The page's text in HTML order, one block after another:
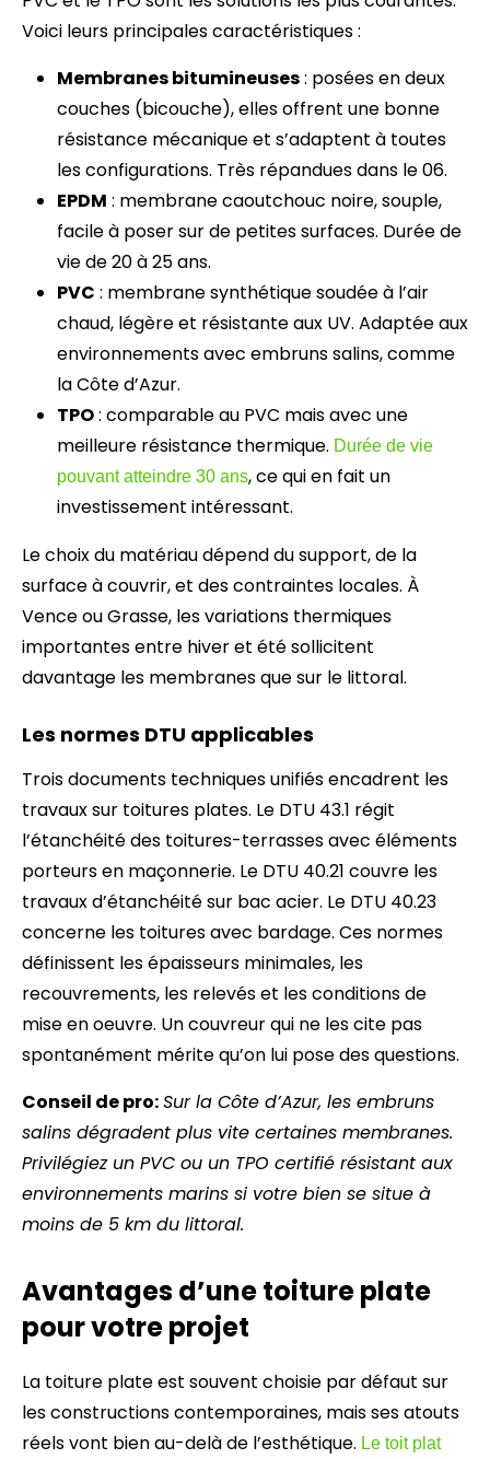
Voici leurs principales caractéristiques :
Membranes bitumineuses: posées en deux
couches (bicouche), elles offrent une bonne
résistance mécanique et s’adaptent à toutes
les configurations. Très répandues dans le 06.
EPDM : membrane caoutchouc noire, souple,
facile à poser sur de petites surfaces. Durée de
vie de 20 à 25 ans.
PVC : membrane synthétique soudée à l’air
chaud, légère et résistante aux UV. Adaptée aux
environnements avec embruns salins, comme
la Côte d’Azur.
TPO: comparable au PVC mais avec une
meilleure résistance thermique. Durée de vie
pouvant atteindre 30 ans, ce qui en fait un
investissement intéressant.
Le choix du matériau dépend du support, de la
surface à couvrir, et des contraintes locales. À
Vence ou Grasse, les variations thermiques
importantes entre hiver et été sollicitent
davantage les membranes que sur le littoral.
Les normes DTU applicables
Trois documents techniques unifiés encadrent les
travaux sur toitures plates. Le DTU 43.1 régit
l’étanchéité des toitures-terrasses avec éléments
porteurs en maçonnerie. Le DTU 40.21 couvre les
travaux d’étanchéité sur bac acier. Le DTU 40.23
concerne les toitures avec bardage. Ces normes
définissent les épaisseurs minimales, les
recouvrements, les relevés et les conditions de
mise en oeuvre. Un couvreur qui ne les cite pas
spontanément mérite qu’on lui pose des questions.
Conseil de pro:Sur la Côte d’Azur, les embruns
salins dégradent plus vite certaines membranes.
Privilégiez un PVC ou un TPO certifié résistant aux
environnements marins si votre bien se situe à
moins de 5 km du littoral.
Avantages d’une toiture plate
pour votre projet
La toiture plate est souvent choisie par défaut sur
les constructions contemporaines, mais ses atouts
réels vont bien au-delà de l’esthétique. Le toit plat